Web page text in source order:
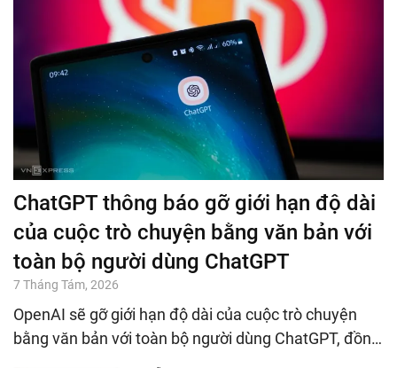
ChatGPT thông báo gỡ giới hạn độ dài
của cuộc trò chuyện bằng văn bản với
toàn bộ người dùng ChatGPT
7 Tháng Tám, 2026
OpenAI sẽ gỡ giới hạn độ dài của cuộc trò chuyện
bằng văn bản với toàn bộ người dùng ChatGPT, đồn…